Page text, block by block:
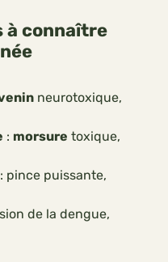
à connaître
neurotoxique,
: morsure toxique,
: pince puissante,
de la dengue,